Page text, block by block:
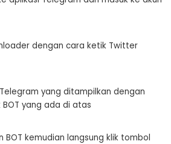
dengan cara ketik Twitter
yang ditampilkan dengan
yang ada di atas
BOT kemudian langsung klik tombol